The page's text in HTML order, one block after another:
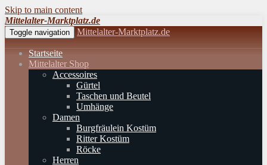
Skip to main content
Mittelalter-Marktplatz.de
Toggle navigation Mittelalter-Marktplatz.de
Startseite
Mittelalter Shop
Accessoires
Gürtel
Taschen und Beutel
Umhänge
Damen
Burgfräulein Kostüm
Ritter Kostüm
Röcke
Herren